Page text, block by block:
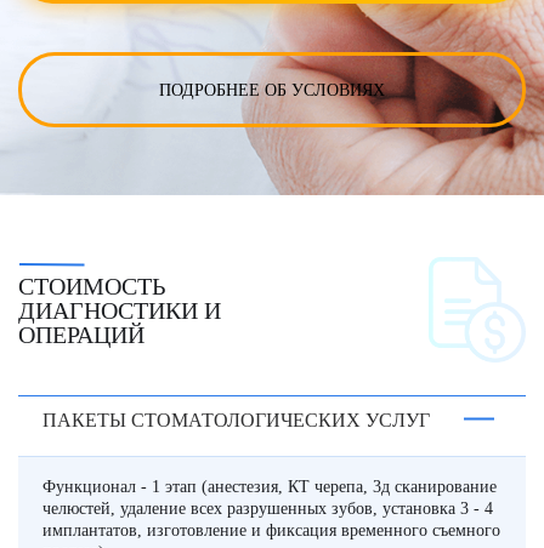
ПОДРОБНЕЕ ОБ УСЛОВИЯХ
СТОИМОСТЬ
ДИАГНОСТИКИ И
ОПЕРАЦИЙ
ПАКЕТЫ СТОМАТОЛОГИЧЕСКИХ УСЛУГ
Функционал - 1 этап (анестезия, КТ черепа, 3д сканирование
челюстей, удаление всех разрушенных зубов, установка 3 - 4
имплантатов, изготовление и фиксация временного съемного